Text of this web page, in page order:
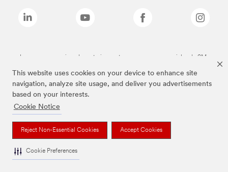
This website uses cookies on your device to enhance site
navigation, analyze site usage, and deliver you advertisements
based on your interests.
Cookie Notice
Reject Non-Essential Cookies Accept Cookies
Cookie Preferences
Las marcas mencionadas anteriormente son marcas comerciales de 3M.